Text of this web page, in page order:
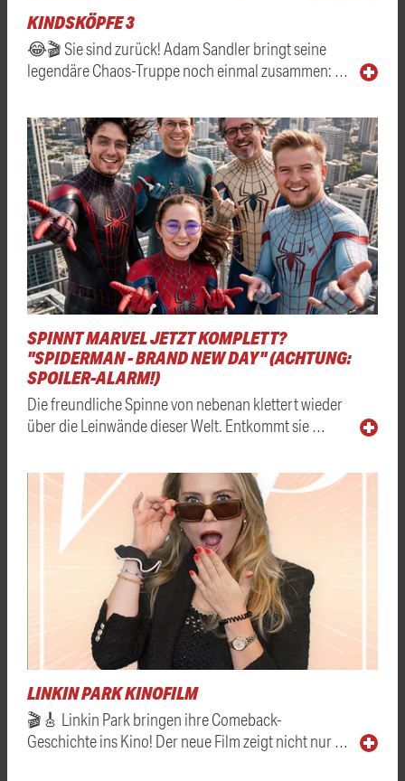
KINDSKÖPFE 3
😂🎬 Sie sind zurück! Adam Sandler bringt seine
legendäre Chaos-Truppe noch einmal zusammen: …
SPINNT MARVEL JETZT KOMPLETT?
"SPIDERMAN - BRAND NEW DAY" (ACHTUNG:
SPOILER-ALARM!)
Die freundliche Spinne von nebenan klettert wieder
über die Leinwände dieser Welt. Entkommt sie …
LINKIN PARK KINOFILM
🎬🎸 Linkin Park bringen ihre Comeback-
Geschichte ins Kino! Der neue Film zeigt nicht nur …